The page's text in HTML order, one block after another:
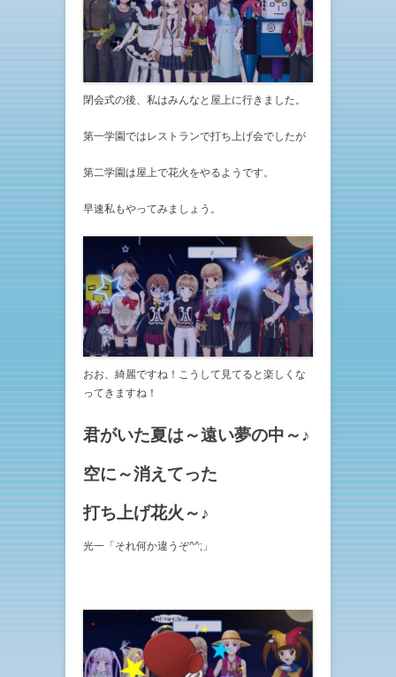
閉会式の後、私はみんなと屋上に行きました。
第一学園ではレストランで打ち上げ会でしたが
第二学園は屋上で花火をやるようです。
早速私もやってみましょう。
おお、綺麗ですね！こうして見てると楽しくな
ってきますね！
君がいた夏は～遠い夢の中～♪
空に～消えてった
打ち上げ花火～♪
光一「それ何か違うぞ^^;」